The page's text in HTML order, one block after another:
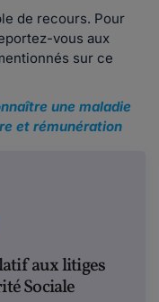
de recours. Pour
vous aux
sur ce
une maladie
et rémunération
aux litiges
Sociale